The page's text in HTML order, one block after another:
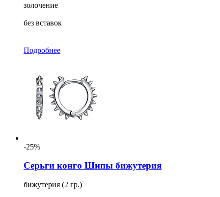
золочение
без вставок
Подробнее
-25%
Серьги конго Шипы бижутерия
бижутерия (2 гр.)